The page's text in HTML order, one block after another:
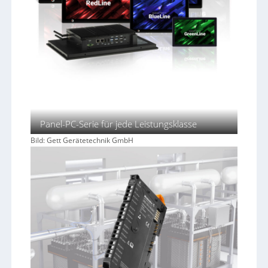
Panel-PC-Serie für jede Leistungsklasse
Bild: Gett Gerätetechnik GmbH